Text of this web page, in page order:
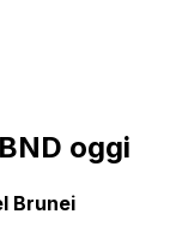
oggi
Brunei